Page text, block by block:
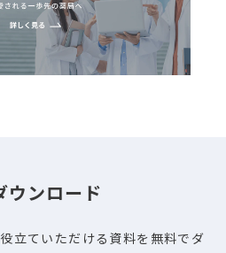
ウンロード
立ていただける資料を無料でダ